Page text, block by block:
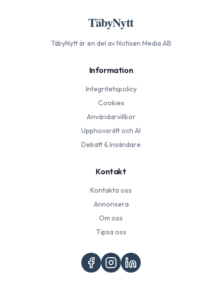
TäbyNytt
TäbyNyttär en del av Notisen Media AB
Information
Integritetspolicy
Cookies
Användarvillkor
Upphovsrätt och AI
Debatt & Insändare
Kontakt
Kontakta oss
Annonsera
Om oss
Tipsa oss